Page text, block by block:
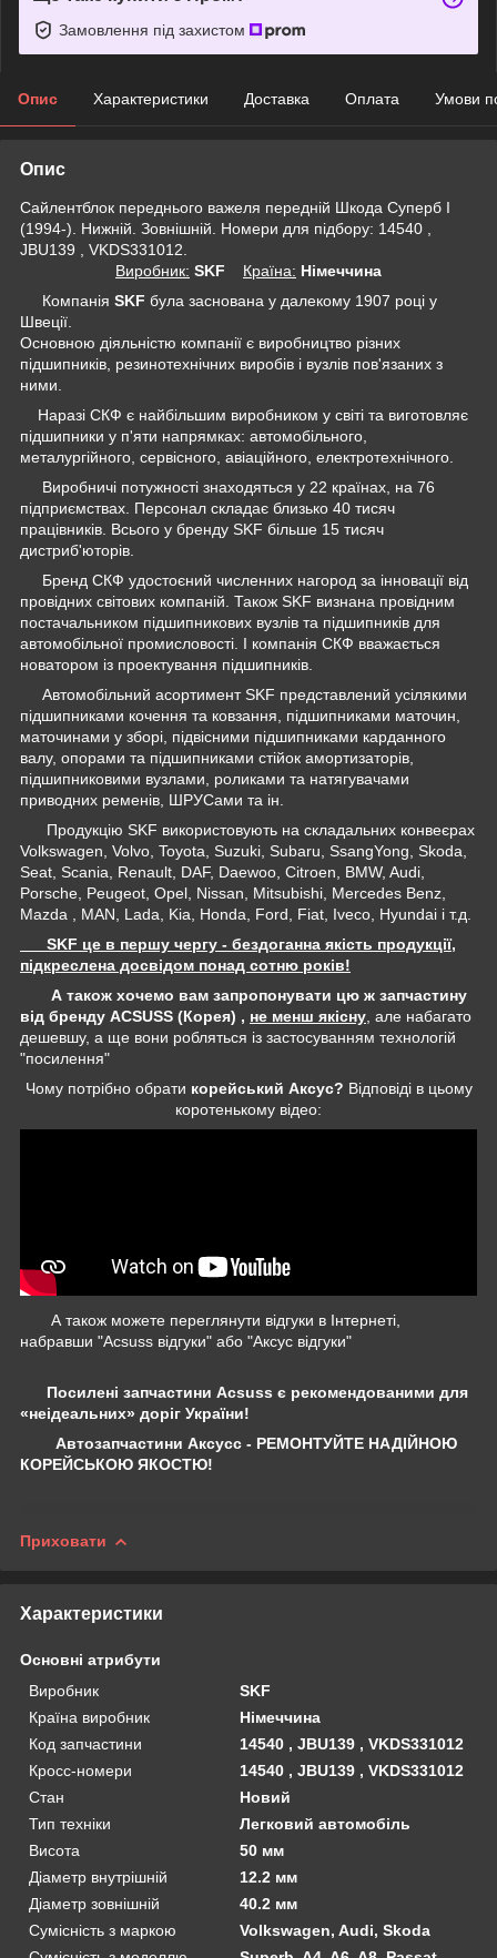
Замовлення під захистом
Опис Характеристики Доставка Оплата Умови
Опис
Сайлентблок переднього важеля передній Шкода Суперб I
(1994-). Нижній. Зовнішній. Номери для підбору: 14540 ,
JBU139 , VKDS331012.
Виробник: SKF Крaїна: Німеччина
Компанія SKF була заснована у далекому 1907 році у
Швеції.
Основною діяльністю компанії є виробництво різних
підшипників, резинотехнічних виробів і вузлів пов'язаних з
ними.
Наразі СКФ є найбільшим виробником у світі та виготовляє
підшипники у п'яти напрямках: автомобільного,
металургійного, сервісного, авіаційного, електротехнічного.
Виробничі потужності знаходяться у 22 країнах, на 76
підприємствах. Персонал складає близько 40 тисяч
працівників. Всього у бренду SKF більше 15 тисяч
дистриб'юторів.
Бренд СКФ удостоєний численних нагород за інновації від
провідних світових компаній. Також SKF визнана провідним
постачальником підшипникових вузлів та підшипників для
автомобільної промисловості. І компанія СКФ вважається
новатором із проектування підшипників.
Автомобільний асортимент SKF представлений усілякими
підшипниками кочення та ковзання, підшипниками маточин,
маточинами у зборі, підвісними підшипниками карданного
валу, опорами та підшипниками стійок амортизаторів,
підшипниковими вузлами, роликами та натягувачами
приводних ременів, ШРУСами та ін.
Продукцію SKF використовують на складальних конвеєрах
Volkswagen, Volvo, Toyota, Suzuki, Subaru, SsangYong, Skoda,
Seat, Scania, Renault, DAF, Daewoo, Citroen, BMW, Audi,
Porsche, Peugeot, Opel, Nissan, Mitsubishi, Mercedes Benz,
Mazda , MAN, Lada, Kia, Honda, Ford, Fiat, Iveco, Hyundai і т.д.
SKF це в першу чергу - бездоганна якість продукції,
підкреслена досвідом понад сотню років!
А також хочемо вам запропонувати цю ж запчастину
від бренду ACSUSS (Корея) , не менш якісну , але набагато
дешевшу, а ще вони робляться із застосуванням технологій
"посилення"
Чому потрібно обрати корейський Аксус? Відповіді в цьому
коротенькому відео:
А також можете переглянути відгуки в Інтернеті,
набравши "Acsuss відгуки" або "Аксус відгуки"
Посилені запчастини Acsuss є рекомендованими для
«неідеальних» доріг України!
Автозапчастини Аксусс - РЕМОНТУЙТЕ НАДІЙНОЮ
КОРЕЙСЬКОЮ ЯКОСТЮ!
Приховати
Характеристики
Основні атрибути
Виробник
SKF
Країна виробник
Німеччина
Код запчастини
14540 , JBU139 , VKDS331012
Кросс-номери
14540 , JBU139 , VKDS331012
Стан
Новий
Тип техніки
Легковий автомобіль
Висота
50 мм
Діаметр внутрішній
12.2 мм
Діаметр зовнішній
40.2 мм
Сумісність з маркою
Volkswagen, Audi, Skoda